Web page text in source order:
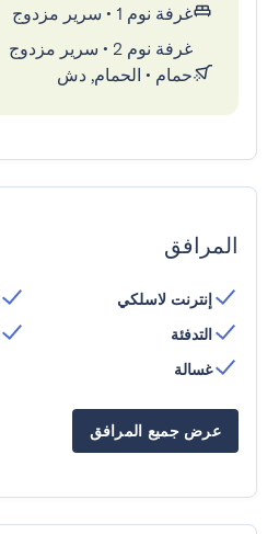
غرفة نوم 1
• سرير مزدوج
غرفة نوم 2
• سرير مزدوج
حمام • الحمام, دش
المرافق
إنترنت لاسلكي
التدفئة
غسالة
عرض جميع المرافق